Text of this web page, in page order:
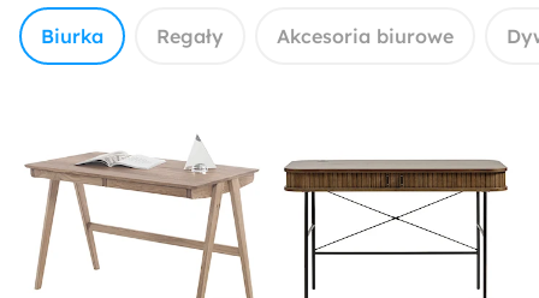
Biurka Regały Akcesoria biurowe